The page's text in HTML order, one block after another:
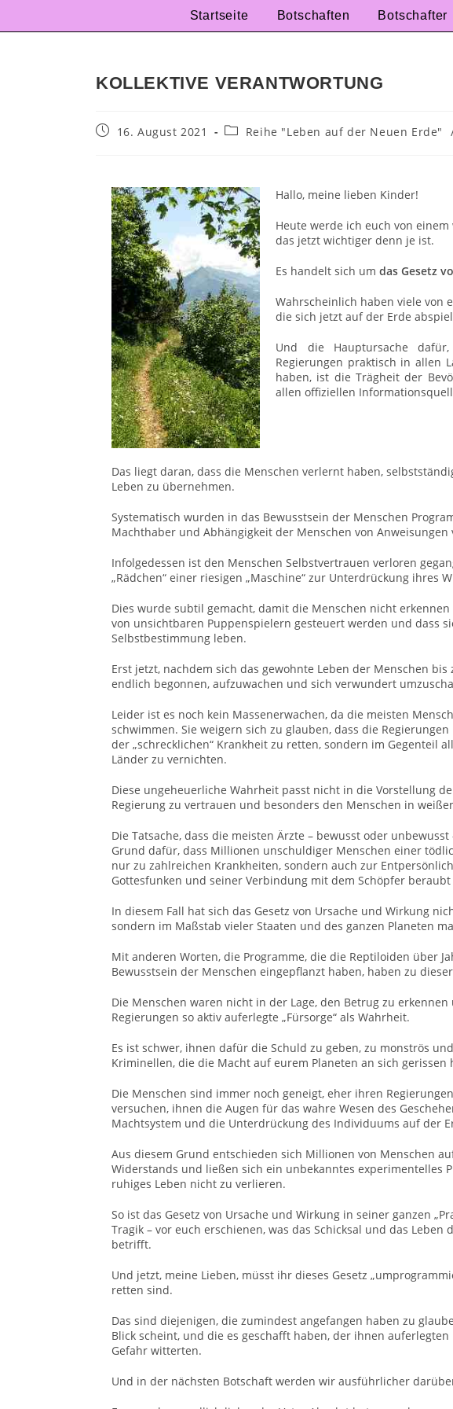
Startseite Botschaften Botschafter
KOLLEKTIVE VERANTWORTUNG
16. August 2021 Reihe "Leben auf der Neuen Erde"
Hallo, meine lieben Kinder!
Heute werde ich euch von
das jetzt wichtiger denn je ist.
Es handelt sich umdas Gesetz
Wahrscheinlich haben viele von
die sich jetzt auf der Erde
Und die Hauptursache
Regierungen praktisch in allen
haben, ist die Trägheit der
allen offiziellen
Das liegt daran, dass die Menschen verlernt haben,
Leben zu übernehmen.
Systematisch wurden in das Bewusstsein der Menschen
Machthaber und Abhängigkeit der Menschen von Anweisungen
Infolgedessen ist den Menschen Selbstvertrauen verloren
„Rädchen“ einer riesigen „Maschine“ zur Unterdrückung ihres
Dies wurde subtil gemacht, damit die Menschen nicht
von unsichtbaren Puppenspielern gesteuert werden und dass
Selbstbestimmung leben.
Erst jetzt, nachdem sich das gewohnte Leben der Menschen
endlich begonnen, aufzuwachen und sich verwundert
Leider ist es noch kein Massenerwachen, da die meisten
schwimmen. Sie weigern sich zu glauben, dass die
der „schrecklichen“ Krankheit zu retten, sondern im Gegenteil
Länder zu vernichten.
Diese ungeheuerliche Wahrheit passt nicht in die Vorstellung
Regierung zu vertrauen und besonders den Menschen in
Die Tatsache, dass die meisten Ärzte – bewusst oder
Grund dafür, dass Millionen unschuldiger Menschen einer
nur zu zahlreichen Krankheiten, sondern auch zur
Gottesfunken und seiner Verbindung mit dem Schöpfer beraubt
In diesem Fall hat sich das Gesetz von Ursache und Wirkung
sondern im Maßstab vieler Staaten und des ganzen Planeten
Mit anderen Worten, die Programme, die die Reptiloiden über
Bewusstsein der Menschen eingepflanzt haben, haben zu
Die Menschen waren nicht in der Lage, den Betrug zu
Regierungen so aktiv auferlegte „Fürsorge“ als Wahrheit.
Es ist schwer, ihnen dafür die Schuld zu geben, zu monströs
Kriminellen, die die Macht auf eurem Planeten an sich gerissen
Die Menschen sind immer noch geneigt, eher ihren
versuchen, ihnen die Augen für das wahre Wesen des
Machtsystem und die Unterdrückung des Individuums auf der
Aus diesem Grund entschieden sich Millionen von Menschen
Widerstands und ließen sich ein unbekanntes experimentelles
ruhiges Leben nicht zu verlieren.
So ist das Gesetz von Ursache und Wirkung in seiner ganzen
Tragik – vor euch erschienen, was das Schicksal und das Leben
betrifft.
Und jetzt, meine Lieben, müsst ihr dieses Gesetz
retten sind.
Das sind diejenigen, die zumindest angefangen haben zu
Blick scheint, und die es geschafft haben, der ihnen
Gefahr witterten.
Und in der nächsten Botschaft werden wir ausführlicher